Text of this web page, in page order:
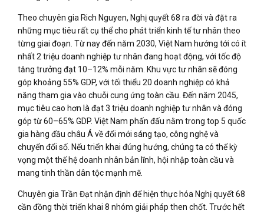
Theo chuyên gia Rich Nguyen, Nghị quyết 68 ra đời và đặt ra
những mục tiêu rất cụ thể cho phát triển kinh tế tư nhân theo
từng giai đoạn. Từ nay đến năm 2030, Việt Nam hướng tới có ít
nhất 2 triệu doanh nghiệp tư nhân đang hoạt động, với tốc độ
tăng trưởng đạt 10–12% mỗi năm. Khu vực tư nhân sẽ đóng
góp khoảng 55% GDP, với tối thiểu 20 doanh nghiệp có khả
năng tham gia vào chuỗi cung ứng toàn cầu. Đến năm 2045,
mục tiêu cao hơn là đạt 3 triệu doanh nghiệp tư nhân và đóng
góp từ 60–65% GDP. Việt Nam phấn đấu nằm trong top 5 quốc
gia hàng đầu châu Á về đổi mới sáng tạo, công nghệ và
chuyển đổi số. Nếu triển khai đúng hướng, chúng ta có thể kỳ
vọng một thế hệ doanh nhân bản lĩnh, hội nhập toàn cầu và
mang tinh thần dân tộc mạnh mẽ.
Chuyên gia Trần Đạt nhận định để hiện thực hóa Nghị quyết 68
cần đồng thời triển khai 8 nhóm giải pháp then chốt. Trước hết